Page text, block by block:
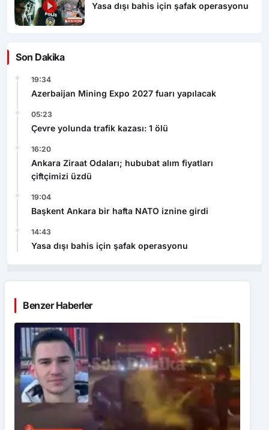
Yasa dışı bahis için şafak operasyonu
Son Dakika
19:34
Azerbaijan Mining Expo 2027 fuarı yapılacak
05:23
Çevre yolunda trafik kazası: 1 ölü
16:20
Ankara Ziraat Odaları; hububat alım fiyatları
çiftçimizi üzdü
19:04
Başkent Ankara bir hafta NATO iznine girdi
14:43
Yasa dışı bahis için şafak operasyonu
Benzer Haberler